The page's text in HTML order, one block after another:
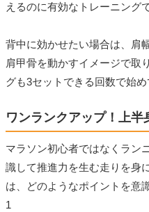
えるのに有効なトレーニングで
背中に効かせたい場合は、肩
肩甲骨を動かすイメージで取
グも3セットできる回数で始め
ワンランクアップ！上半
マラソン初心者ではなくラン
識して推進力を生む走りを身
は、どのようなポイントを意
1